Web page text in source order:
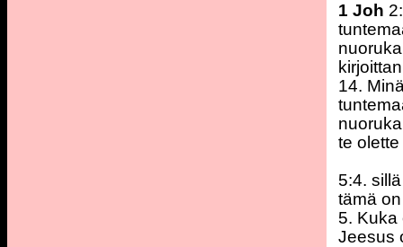
1 Joh
14.
te
5:4.
tämä
5. Kuka
Jeesus